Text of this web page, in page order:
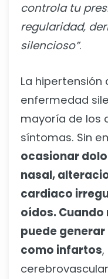
controla tu
regularidad,
silencioso”.
La hipertensión
enfermedad
mayoría de los
síntomas. Sin
ocasionar
nasal,
cardiaco
oídos.
puede
como infartos,